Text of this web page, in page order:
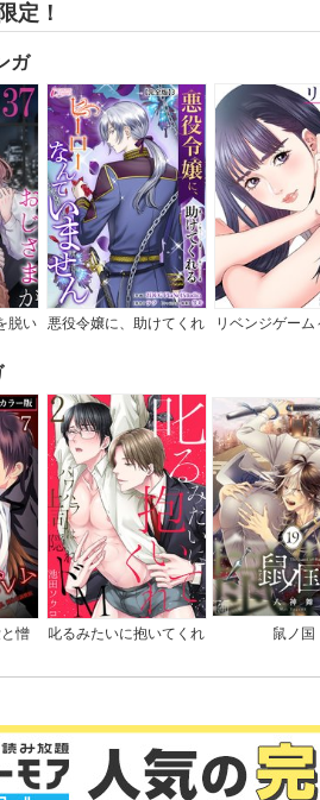
定！
ガ
脱い
悪役令嬢に、助けてくれ
リベンジゲーム
憎
叱るみたいに抱いてくれ
鼠ノ国